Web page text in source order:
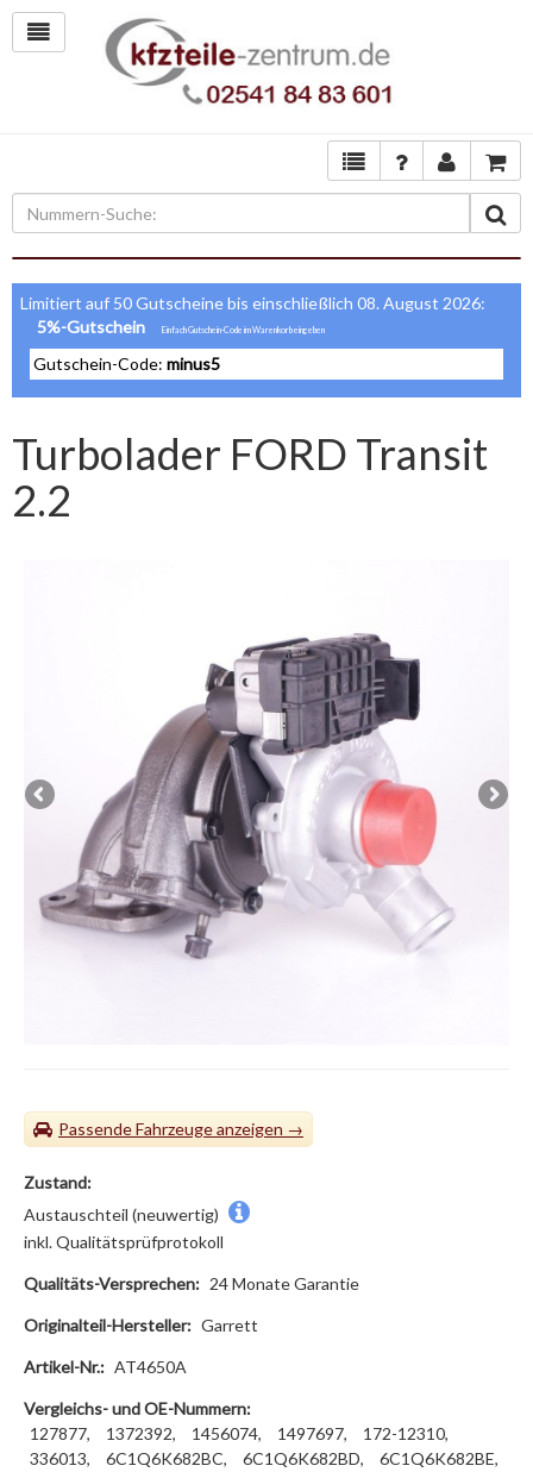
Limitiert auf 50 Gutscheine bis einschließlich 08. August 2026:
5%-Gutschein
Gutschein-Code: minus5
Turbolader FORD Transit
2.2
Passende Fahrzeuge
Zustand:
Austauschteil (neuwertig)
inkl. Qualitätsprüfprotokoll
Qualitäts-Versprechen: 24 Monate Garantie
Originalteil-Hersteller: Garrett
Artikel-Nr.: AT4650A
Vergleichs- und OE-Nummern:
127877,
1372392, 1456074, 1497697,
172-12310,
336013,
6C1Q6K682BC, 6C1Q6K682BD,
6C1Q6K682BE,